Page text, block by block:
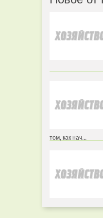
том, как нач...